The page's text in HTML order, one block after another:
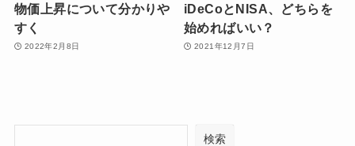
物価上昇について分かりや
すく
2022年2月8日
iDeCoとNISA、どちらを
始めればいい？
2021年12月7日
検索